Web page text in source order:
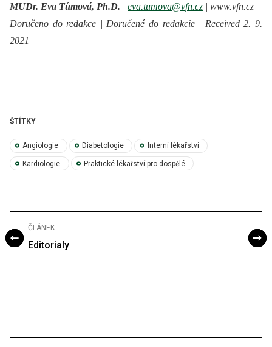
MUDr. Eva Tůmová, Ph.D. | eva.tumova@vfn.cz | www.vfn.cz
Doručeno do redakce | Doručené do redakcie | Received 2. 9.
2021
ŠTÍTKY
Angiologie Diabetologie Interní lékařství
Kardiologie Praktické lékařství pro dospělé
ČLÁNEK
Editorialy